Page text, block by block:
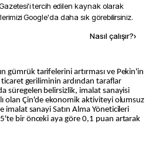
'i tercih edilen kaynak olarak
Google'da daha sık görebilirsiniz.
Nasıl çalışır?›
ticaret geriliminin ardından taraflar
süregelen belirsizlik, imalat sanayisi
olan Çin'de ekonomik aktiviteyi olumsuz
imalat sanayi Satın Alma Yöneticileri
bir önceki aya göre 0,1 puan artarak